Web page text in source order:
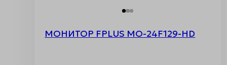
МОНИТОР FPLUS MO-24F129-HD